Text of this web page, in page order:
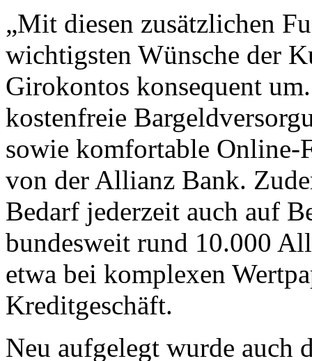
„Mit diesen zusätzlichen
wichtigsten Wünsche der
Girokontos konsequent
kostenfreie
sowie komfortable
von der Allianz Bank.
Bedarf jederzeit auch auf
bundesweit rund 10.000
etwa bei komplexen
Kreditgeschäft.
Neu aufgelegt wurde auch